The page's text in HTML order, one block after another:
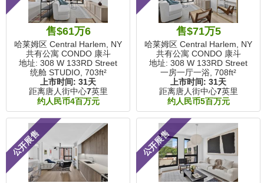
售$61万6
哈莱姆区 Central Harlem, NY
共有公寓 CONDO 康斗
地址: 308 W 133RD Street
统舱 STUDIO, 703ft²
上市时间: 31天
距离唐人街中心7英里
约人民币4百万元
售$71万5
哈莱姆区 Central Harlem, NY
共有公寓 CONDO 康斗
地址: 308 W 133RD Street
一房一厅一浴, 708ft²
上市时间: 31天
距离唐人街中心7英里
约人民币5百万元
公开展售 公开展售